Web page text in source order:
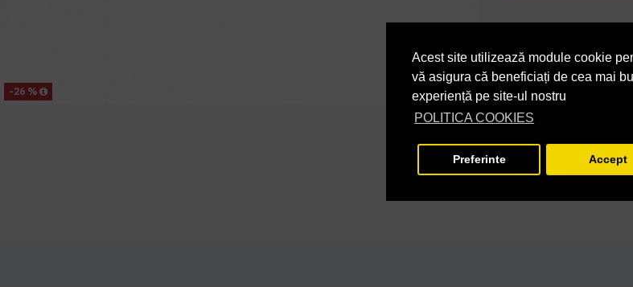
Acest site utilizează module cookie
vă asigura că beneficiați de cea mai
experiență pe site-ul nostru
POLITICA COOKIES
Preferinte Accept
-26 %